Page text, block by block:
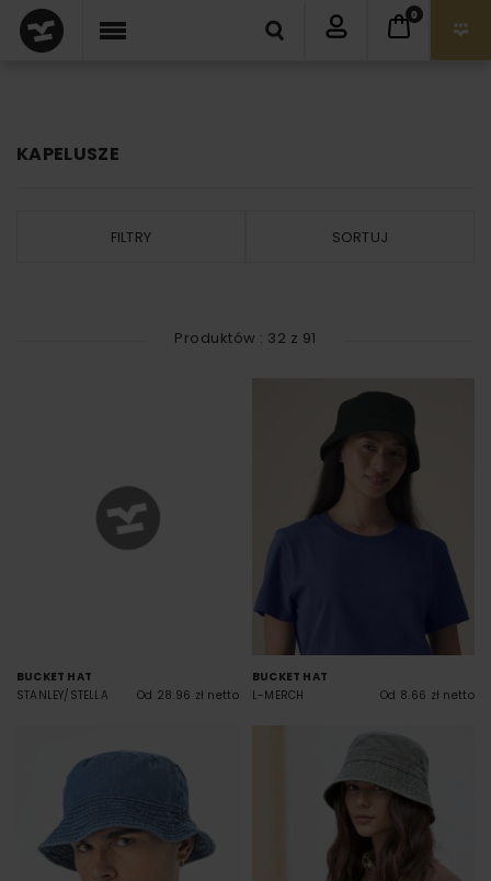
0
KAPELUSZE
FILTRY SORTUJ
Produktów : 32 z 91
BUCKET HAT
STANLEY/STELLA
Od 28.96 zł netto
BUCKET HAT
L-MERCH
Od 8.66 zł netto